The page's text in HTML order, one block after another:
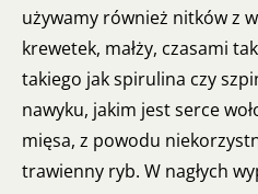
używamy również nitków z
krewetek, małży, czasami
takiego jak spirulina czy
nawyku, jakim jest serce
mięsa, z powodu
trawienny ryb. W nagłych